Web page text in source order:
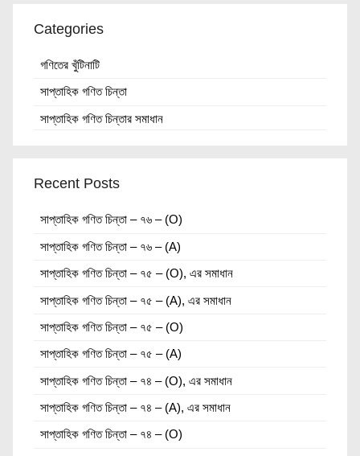
Categories
গণিতের খুঁটিনাটি
সাপ্তাহিক গণিত চিন্তা
সাপ্তাহিক গণিত চিন্তার সমাধান
Recent Posts
সাপ্তাহিক গণিত চিন্তা – ৭৬ – (O)
সাপ্তাহিক গণিত চিন্তা – ৭৬ – (A)
সাপ্তাহিক গণিত চিন্তা – ৭৫ – (O), এর সমাধান
সাপ্তাহিক গণিত চিন্তা – ৭৫ – (A), এর সমাধান
সাপ্তাহিক গণিত চিন্তা – ৭৫ – (O)
সাপ্তাহিক গণিত চিন্তা – ৭৫ – (A)
সাপ্তাহিক গণিত চিন্তা – ৭৪ – (O), এর সমাধান
সাপ্তাহিক গণিত চিন্তা – ৭৪ – (A), এর সমাধান
সাপ্তাহিক গণিত চিন্তা – ৭৪ – (O)